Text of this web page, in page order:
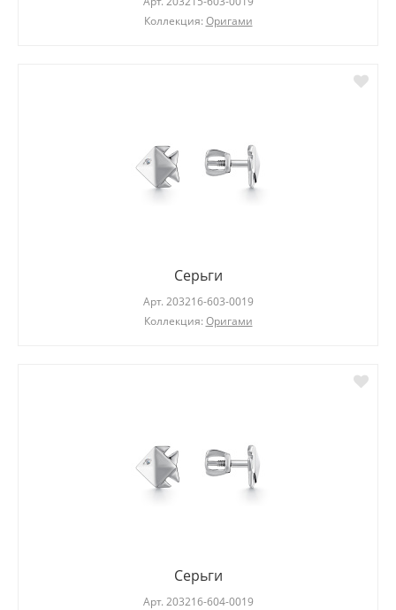
Коллекция: Оригами
Серьги
Арт. 203216-603-0019
Коллекция: Оригами
Серьги
Арт. 203216-604-0019